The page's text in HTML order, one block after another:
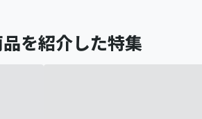
を紹介した特集